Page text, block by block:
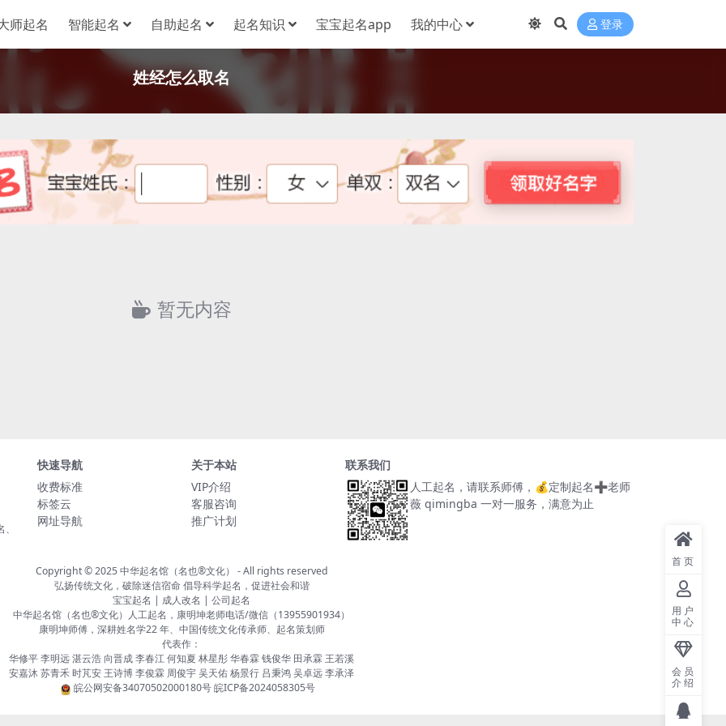
师起名 智能起名 自助起名 起名知识 宝宝起名app 我的中心 登录
姓经怎么取名
暂无内容
快速导航
收费标准
标签云
网址导航
关于本站
VIP介绍
客服咨询
推广计划
联系我们
人工起名，请联系师傅， 💰定制起名➕老师
薇 qimingba 一对一服务，满意为止
Copyright © 2025中华起名馆（名也®文化） - All rights reserved
弘扬传统文化，破除迷信宿命 倡导科学起名，促进社会和谐
宝宝起名 | 成人改名 | 公司起名
中华起名馆（名也®文化）人工起名，康明坤老师电话/微信（13955901934）
康明坤师傅，深耕姓名学22 年、中国传统文化传承师、起名策划师
代表作：
华修平 李明远 湛云浩 向晋成 李春江 何知夏 林星彤 华春霖 钱俊华 田承霖 王若溪
安嘉沐 苏青禾 时芃安 王诗博 李俊霖 周俊宇 吴天佑 杨景行 吕秉鸿 吴卓远 李承泽
皖公网安备34070502000180号皖ICP备2024058305号
首页
用户
中心
会员
介绍